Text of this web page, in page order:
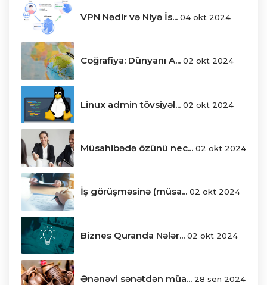
VPN Nədir və Niyə İs... 04 okt 2024
Coğrafiya: Dünyanı A... 02 okt 2024
Linux admin tövsiyəl... 02 okt 2024
Müsahibədə özünü nec... 02 okt 2024
İş görüşməsinə (müsa... 02 okt 2024
Biznes Quranda Nələr... 02 okt 2024
Ənənəvi sənətdən müa... 28 sen 2024